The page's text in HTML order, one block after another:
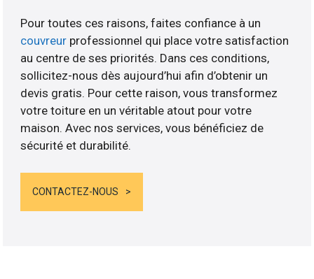
Pour toutes ces raisons, faites confiance à un
couvreur professionnel qui place votre satisfaction
au centre de ses priorités. Dans ces conditions,
sollicitez-nous dès aujourd’hui afin d’obtenir un
devis gratis. Pour cette raison, vous transformez
votre toiture en un véritable atout pour votre
maison. Avec nos services, vous bénéficiez de
sécurité et durabilité.
CONTACTEZ-NOUS